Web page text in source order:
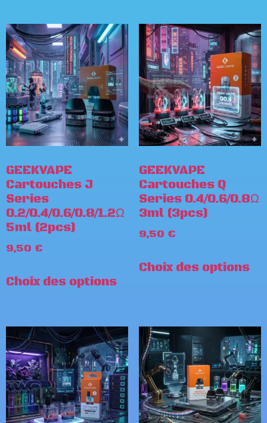
GEEKVAPE
Cartouches J
Series
0.2/0.4/0.6/0.8/1.2Ω
5ml (2pcs)
9,50 €
Choix des options
GEEKVAPE
Cartouches Q
Series 0.4/0.6/0.8Ω
3ml (3pcs)
9,50 €
Choix des options